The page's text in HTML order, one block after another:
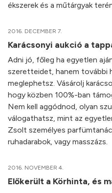
ékszerek és a műtárgyak
2016. DECEMBER 7.
Karácsonyi aukció a
Adni jó, főleg ha egyetlen
szeretteidet, hanem további
meglephetsz. Vásárolj
hogy közben 100%-ban
Nem kell aggódnod, olyan
válogathatsz, mint az
Zsolt személyes
ruhadarabok, vagy masszázs.
2016. NOVEMBER 4.
Előkerült a Körhinta, és